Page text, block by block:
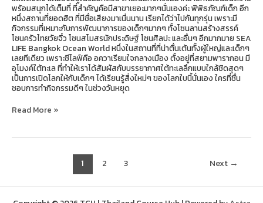
พร้อมสนุกได้เต็มที่ ที่สำคัญคือมีสาขาเยอะมากๆนั่นเองค่ะ พิพิธภัณฑ์เด็ก อีก
หนึ่งสถานที่ยอดฮิต ที่มีชื่อเสียงมาเนิ่นนาน เรียกได้ว่าไปกันทุกรุ่น เพราะมี
กิจกรรมที่เหมาะกับการพัฒนาการของเด็กๆมากๆ ทั้งโซนลานสร้างสรรค์
โซนครัวไทยวัยจิ๋ว โซนสโมสรนักประดิษฐ์ โซนศิลปะ และอื่นๆ อีกมากมาย SEA
LIFE Bangkok Ocean World หนึ่งในสถานที่ที่น่าตื่นเต้นทั้งผู้ใหญ่และเด็กๆ
เลยทีเดียว เพราะซีไลฟ์คือ อควาเรียมใจกลางเมือง ตั้งอยู่ที่สยามพารากอน มี
อุโมงค์ใต้ทะเล ที่ทำให้เราได้สัมผัสกับบรรยากาศใต้ทะเลลึกแบบใกล้ชิดสุดๆ
เป็นการเปิดโลกให้กับเด็กๆ ได้เรียนรู้สิ่งใหม่ๆ ของโลกใบนี้นั่นเอง ใครที่ชื่น
ชอบการทำกิจกรรมดีๆ ในช่วงวันหยุด
Read More »
1 2 3 Next →